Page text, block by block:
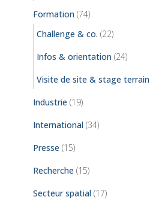
Formation (74)
Challenge & co. (22)
Infos & orientation (24)
Visite de site & stage terrain
Industrie (19)
International (34)
Presse (15)
Recherche (15)
Secteur spatial (17)